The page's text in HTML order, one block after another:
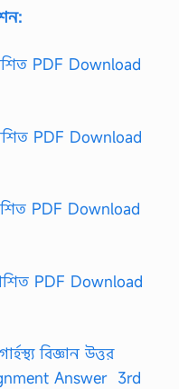
PDF Download
PDF Download
PDF Download
PDF Download
বিজ্ঞান উত্তর
Answer 3rd